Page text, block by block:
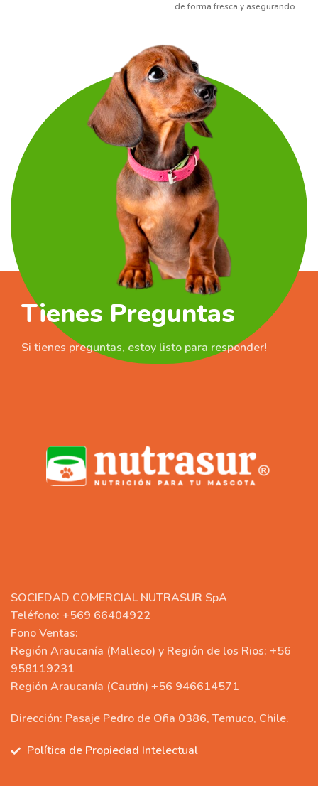
alto valor biológico y gran
digestibilidad; acompañado
de frutas, verduras, legumbres
frescas y con granos nobles en
cantidades óptimas. Adaptado
a las necesidades nutricionales
de cachorros de razas
requerimientos según su
tamaño, con croquetas
diseñadas para su fácil
de forma fresca y asegurando
de origen animal, asociado al
aporte nutricional de frutas,
verduras, legumbres y granos
nobles proporciona la dieta
ideal para carnívoros
facultativos. Biofresh Súper
Premium es altamente
palatable, diseñado para
perros adultos de raza
pequeña, adaptado a sus
requerimientos nutricionales.
Tienes Preguntas
Si tienes preguntas, estoy listo para responder!
SOCIEDAD COMERCIAL NUTRASUR SpA
Teléfono: +569 66404922
Fono Ventas:
Región Araucanía (Malleco) y Región de los Rios: +56
958119231
Región Araucanía (Cautín) +56 946614571
Dirección: Pasaje Pedro de Oña 0386, Temuco, Chile.
Política de Propiedad Intelectual